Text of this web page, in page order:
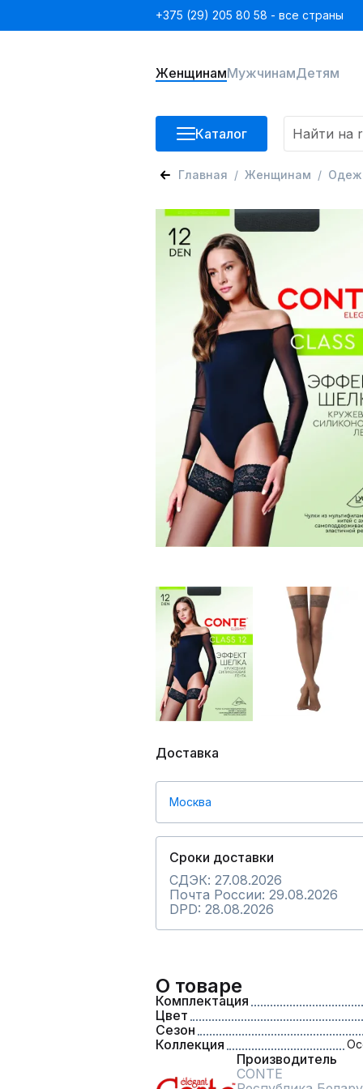
+375 (29) 205 80 58 - все страны
ЖенщинамМужчинамДетям
Каталог
Главная Женщинам
Доставка
Москва
Сроки доставки
СДЭК: 27.08.2026
Почта России: 29.08.2026
DPD: 28.08.2026
О товаре
Комплектация
Цвет
Сезон
Коллекция
Производитель
CONTE